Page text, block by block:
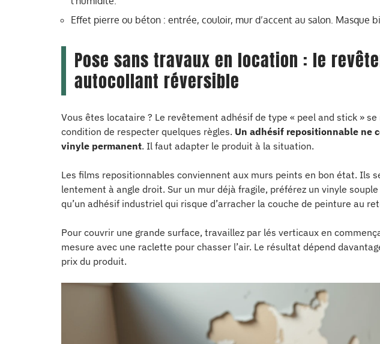
Effet pierre ou béton : entrée, couloir, mur d’accent au salon. Masque
Pose sans travaux en location : le
autocollant réversible
Vous êtes locataire ? Le revêtement adhésif de type « peel and stick »
condition de respecter quelques règles. Un adhésif repositionnable ne
vinyle permanent. Il faut adapter le produit à la situation.
Les films repositionnables conviennent aux murs peints en bon état. Ils
lentement à angle droit. Sur un mur déjà fragile, préférez un vinyle
qu’un adhésif industriel qui risque d’arracher la couche de peinture au
Pour couvrir une grande surface, travaillez par lés verticaux en
mesure avec une raclette pour chasser l’air. Le résultat dépend
prix du produit.